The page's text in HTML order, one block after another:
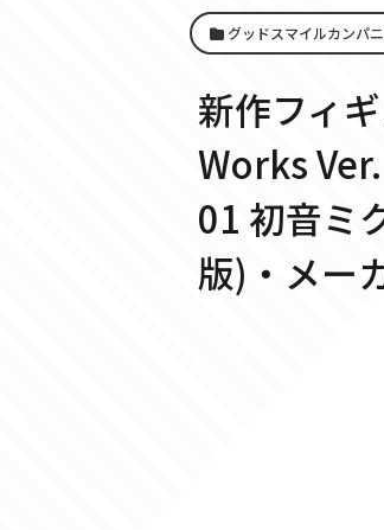
グッドスマイルカンパ
新作フィ
Works
01 初音ミ
版)・メー